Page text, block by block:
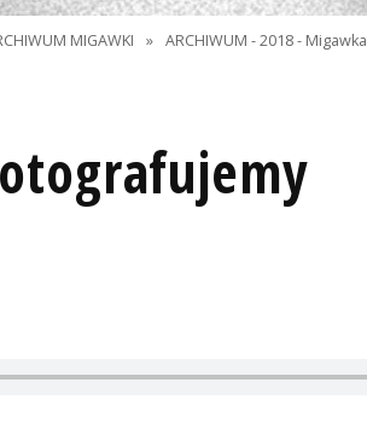
MIGAWKI » ARCHIWUM - 2018 - Migawka